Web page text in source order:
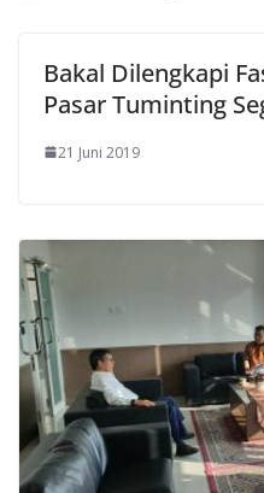
Bakal Dilengkapi
Pasar Tuminting
21 Juni 2019